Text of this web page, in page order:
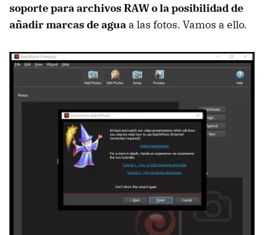
soporte para archivos RAW o la posibilidad de
añadir marcas de agua a las fotos. Vamos a ello.